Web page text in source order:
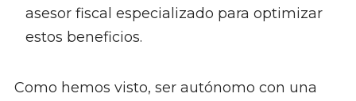
asesor fiscal especializado para optimizar
estos beneficios.
Como hemos visto, ser autónomo con una